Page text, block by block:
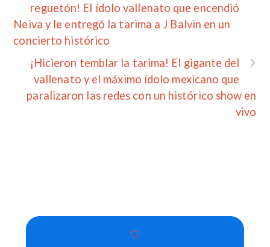
reguetón! El ídolo vallenato que encendió
Neiva y le entregó la tarima a J Balvin en un
concierto histórico
¡Hicieron temblar la tarima! El gigante del
vallenato y el máximo ídolo mexicano que
paralizaron las redes con un histórico show en
vivo
🤍